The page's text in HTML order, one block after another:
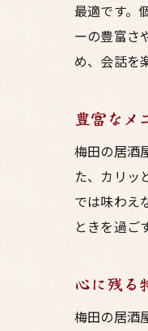
最適です。
ーの豊富さ
め、会話を
豊富なメ
梅田の居酒
た、カリッ
では味わえ
ときを過ご
心に残る
梅田の居酒